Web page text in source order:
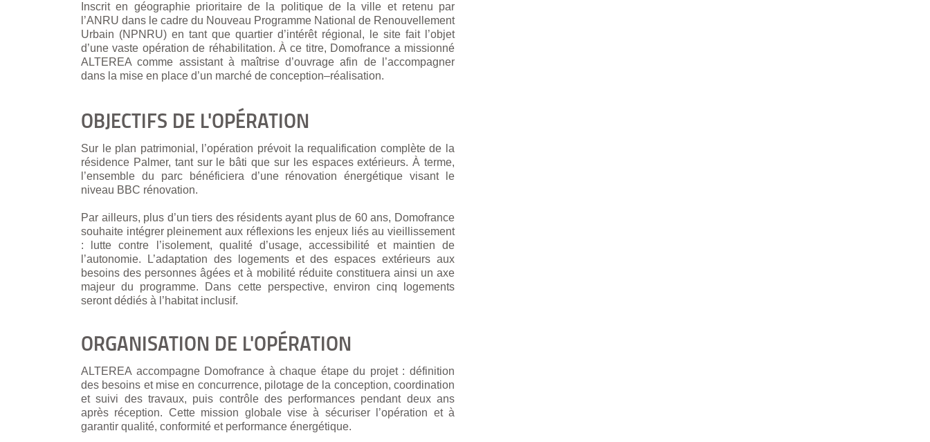
Inscrit en géographie prioritaire de la politique de la ville et retenu par
l’ANRU dans le cadre du Nouveau Programme National de Renouvellement
Urbain (NPNRU) en tant que quartier d’intérêt régional, le site fait l’objet
d’une vaste opération de réhabilitation. À ce titre, Domofrance a missionné
ALTEREA comme assistant à maîtrise d’ouvrage afin de l’accompagner
dans la mise en place d’un marché de conception–réalisation.
OBJECTIFS DE L'OPÉRATION
Sur le plan patrimonial, l’opération prévoit la requalification complète de la
résidence Palmer, tant sur le bâti que sur les espaces extérieurs. À terme,
l’ensemble du parc bénéficiera d’une rénovation énergétique visant le
niveau BBC rénovation.
Par ailleurs, plus d’un tiers des résidents ayant plus de 60 ans, Domofrance
souhaite intégrer pleinement aux réflexions les enjeux liés au vieillissement
: lutte contre l’isolement, qualité d’usage, accessibilité et maintien de
l’autonomie. L’adaptation des logements et des espaces extérieurs aux
besoins des personnes âgées et à mobilité réduite constituera ainsi un axe
majeur du programme. Dans cette perspective, environ cinq logements
seront dédiés à l’habitat inclusif.
ORGANISATION DE L'OPÉRATION
ALTEREA accompagne Domofrance à chaque étape du projet : définition
des besoins et mise en concurrence, pilotage de la conception, coordination
et suivi des travaux, puis contrôle des performances pendant deux ans
après réception. Cette mission globale vise à sécuriser l’opération et à
garantir qualité, conformité et performance énergétique.